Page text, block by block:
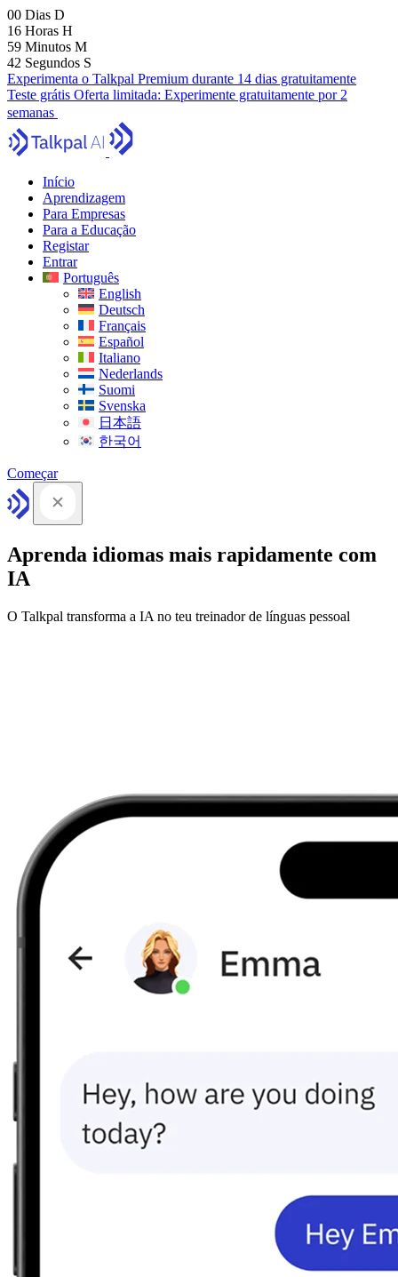
00 Dias D
16 Horas H
59 Minutos M
41 Segundos S
Experimenta o Talkpal Premium durante 14 dias gratuitamente
Teste grátis Oferta limitada: Experimente gratuitamente por 2
semanas
Início
Aprendizagem
Para Empresas
Para a Educação
Registar
Entrar
Português
English
Deutsch
Français
Español
Italiano
Nederlands
Suomi
Svenska
日本語
한국어
Começar
Aprenda idiomas mais rapidamente com
IA
O Talkpal transforma a IA no teu treinador de línguas pessoal